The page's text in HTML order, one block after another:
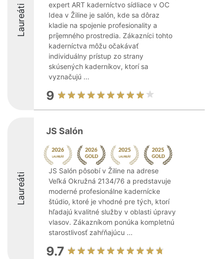
Laureáti
expert ART kaderníctvo sídliace v OC
Idea v Žiline je salón, kde sa dôraz
kladie na spojenie profesionality a
príjemného prostredia. Zákazníci tohto
kaderníctva môžu očakávať
individuálny prístup zo strany
skúsených kaderníkov, ktorí sa
vyznačujú ...
9
Laureáti
JS Salón
JS Salón pôsobí v Žiline na adrese
Veľká Okružná 2134/76 a predstavuje
moderné profesionálne kadernícke
štúdio, ktoré je vhodné pre tých, ktorí
hľadajú kvalitné služby v oblasti úpravy
vlasov. Zákazníkom ponúka kompletnú
starostlivosť zahŕňajúcu ...
9.7